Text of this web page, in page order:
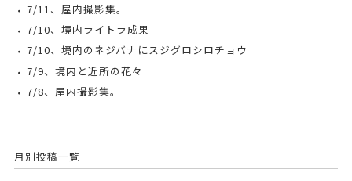
7/11、屋内撮影集。
7/10、境内ライトラ成果
7/10、境内のネジバナにスジグロシロチョウ
7/9、境内と近所の花々
7/8、屋内撮影集。
月別投稿一覧